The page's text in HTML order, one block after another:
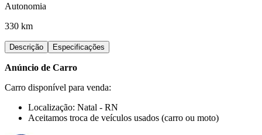
Autonomia
330 km
Descrição Especificações
Anúncio de Carro
Carro disponível para venda:
Localização: Natal - RN
Aceitamos troca de veículos usados (carro ou moto)